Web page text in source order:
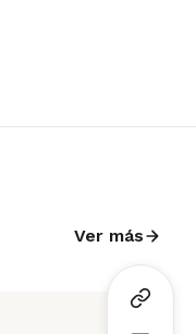
Ver más